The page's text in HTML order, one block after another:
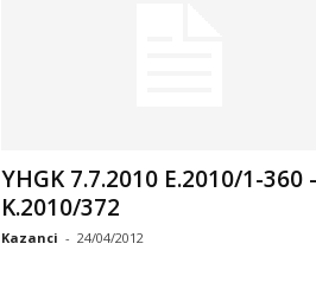
YHGK 7.7.2010 E.2010/1-360
K.2010/372
Kazanci - 24/04/2012